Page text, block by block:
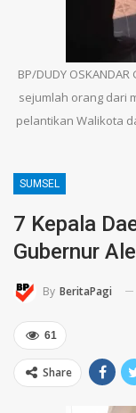
BP/DUDY
sejumlah orang dari
pelantikan Walikota
SUMSEL
7 Kepala
Gubernur
By BeritaPagi
61
Share